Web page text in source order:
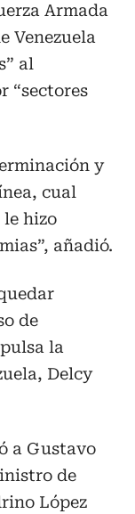
Armada
Venezuela
al
“sectores
y
cual
hizo
añadió.
de
la
Delcy
a Gustavo
de
López